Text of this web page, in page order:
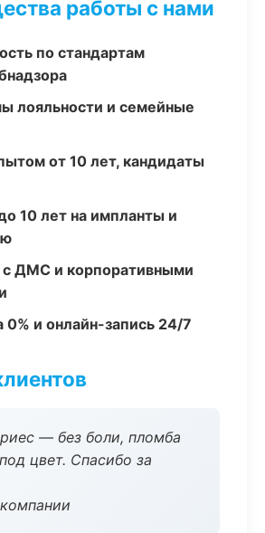
работы с нами
по стандартам
лояльности и семейные
от 10 лет, кандидаты
10 лет на импланты и
с ДМС и корпоративными
0% и онлайн-запись 24/7
— без боли, пломба
цвет. Спасибо за